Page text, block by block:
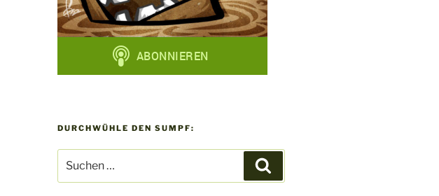
DURCHWÜHLE DEN SUMPF:
nach: